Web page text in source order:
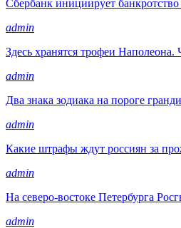
Сбербанк инициирует
admin
Здесь хранятся трофеи
admin
Два знака зодиака на пороге
admin
Какие штрафы ждут россиян за
admin
На северо-востоке Петербурга
admin